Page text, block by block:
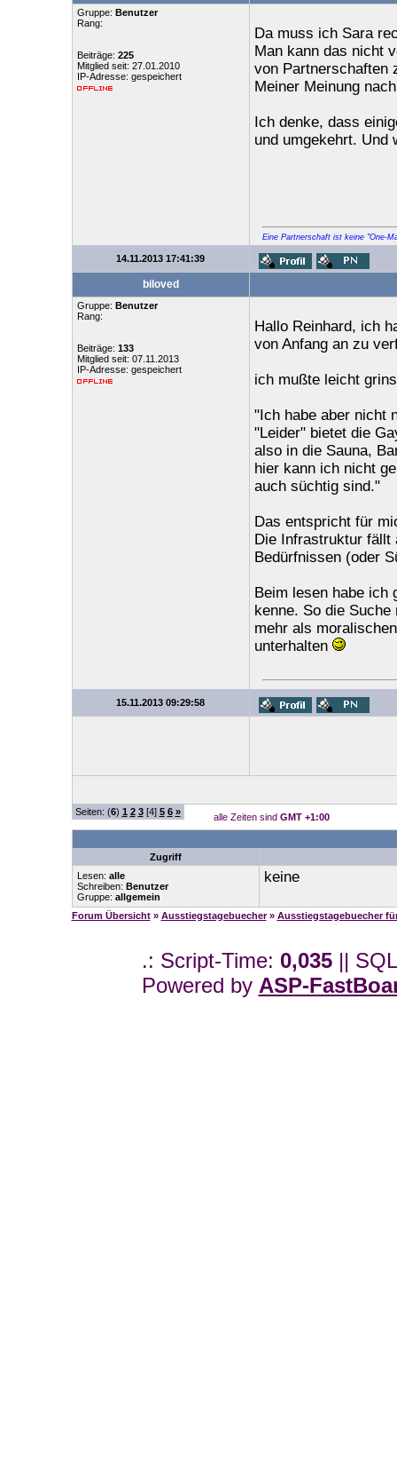
Gruppe: Benutzer
Rang:
Beiträge: 225
Mitglied seit: 27.01.2010
IP-Adresse: gespeichert
Da muss ich Sara
Man kann das nicht
von Partnerschaften
Meiner Meinung
Ich denke, dass
und umgekehrt. Und
Eine Partnerschaft ist keine "One-
14.11.2013 17:41:39
biloved
Gruppe: Benutzer
Rang:
Beiträge: 133
Mitglied seit: 07.11.2013
IP-Adresse: gespeichert
Hallo Reinhard, ich
von Anfang an zu
ich mußte leicht
"Ich habe aber nicht
"Leider" bietet die
also in die Sauna,
hier kann ich nicht
auch süchtig sind."
Das entspricht für
Die Infrastruktur fällt
Bedürfnissen (oder
Beim lesen habe ich
kenne. So die
mehr als
unterhalten
15.11.2013 09:29:58
Seiten: (6) 1 2 3[4] 5 6 » alle Zeiten sind GMT +1:00
Zugriff
Lesen: alle
Schreiben: Benutzer
Gruppe: allgemein
keine
Forum Übersicht » Ausstiegstagebuecher » Ausstiegstagebuecher
.: Script-Time: 0,035||
Powered by ASP-